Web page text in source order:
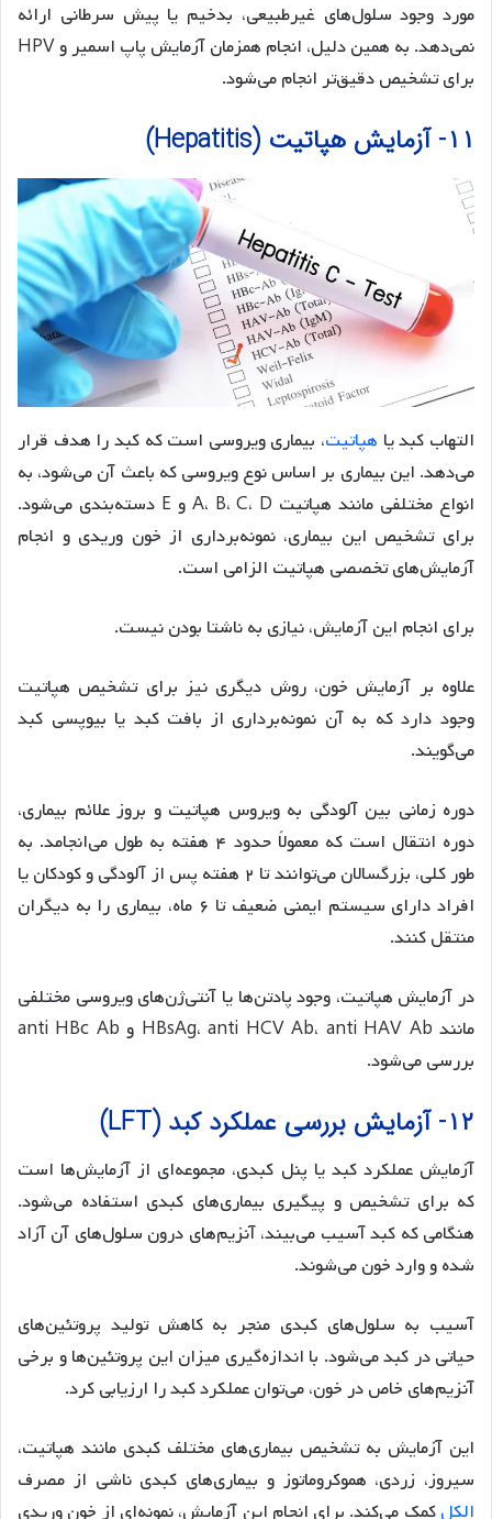
مورد وجود سلول‌های غیرطبیعی، بدخیم یا پیش سرطانی ارائه
نمی‌دهد. به همین دلیل، انجام همزمان آزمایش پاپ اسمیر و HPV
برای تشخیص دقیق‌تر انجام می‌شود.
۱۱- آزمایش هپاتیت (Hepatitis)
التهاب کبد یا هپاتیت، بیماری ویروسی است که کبد را هدف قرار
می‌دهد. این بیماری بر اساس نوع ویروسی که باعث آن می‌شود، به
انواع مختلفی مانند هپاتیت A، B، C، D و E دسته‌بندی می‌شود.
برای تشخیص این بیماری، نمونه‌برداری از خون وریدی و انجام
آزمایش‌های تخصصی هپاتیت الزامی است.
برای انجام این آزمایش‌، نیازی به ناشتا بودن نیست.
علاوه بر آزمایش‌ خون، روش دیگری نیز برای تشخیص هپاتیت
وجود دارد که به آن نمونه‌برداری از بافت کبد یا بیوپسی کبد
می‌گویند.
دوره زمانی بین آلودگی به ویروس هپاتیت و بروز علائم بیماری،
دوره انتقال است که معمولاً حدود ۴ هفته به طول می‌انجامد. به
طور کلی، بزرگسالان می‌توانند تا ۲ هفته پس از آلودگی و کودکان یا
افراد دارای سیستم ایمنی ضعیف تا ۶ ماه، بیماری را به دیگران
منتقل کنند.
در آزمایش هپاتیت، وجود پادتن‌ها یا آنتی‌ژن‌های ویروسی مختلفی
مانند HBsAg، anti HCV Ab، anti HAV Ab و anti HBc Ab
بررسی می‌شود.
۱۲- آزمایش بررسی عملکرد کبد (LFT)
آزمایش‌ عملکرد کبد یا پنل کبدی، مجموعه‌ای از آزمایش‌ها است
که برای تشخیص و پیگیری بیماری‌های کبدی استفاده می‌شود.
هنگامی که کبد آسیب می‌بیند، آنزیم‌های درون سلول‌های آن آزاد
شده و وارد خون می‌شوند.
آسیب به سلول‌های کبدی منجر به کاهش تولید پروتئین‌های
حیاتی در کبد می‌شود. با اندازه‌گیری میزان این پروتئین‌ها و برخی
آنزیم‌های خاص در خون، می‌توان عملکرد کبد را ارزیابی کرد.
این آزمایش به تشخیص بیماری‌های مختلف کبدی مانند هپاتیت،
سیروز، زردی، هموکروماتوز و بیماری‌های کبدی ناشی از مصرف
الکلکمک می‌کند. برای انجام این آزمایش، نمونه‌ای از خون وریدی